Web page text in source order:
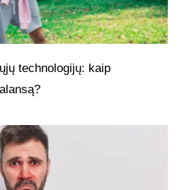
technologijų: kaip